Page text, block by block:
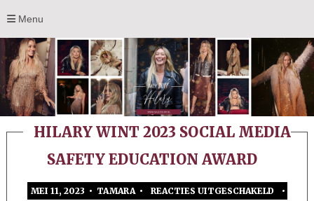
Menu
HILARY WINT 2023 SOCIAL MEDIA
SAFETY EDUCATION AWARD
MEI 11, 2023 • TAMARA • REACTIES UITGESCHAKELD
VOOR
•